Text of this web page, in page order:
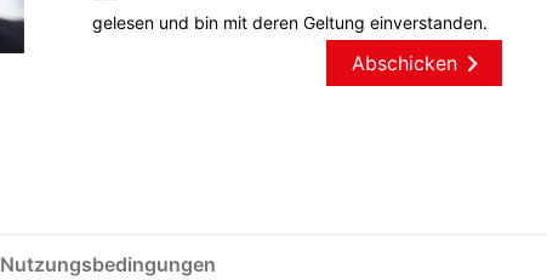
gelesen und bin mit deren Geltung einverstanden.
Abschicken
Nutzungsbedingungen